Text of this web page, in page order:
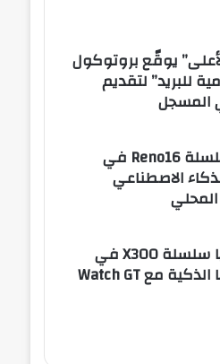
يوقّع بروتوكول
للبريد” لتقديم
المسجل
OPPO تستعد لإطلاق سلسلة Reno16 في
الاصطناعي
شركة vivo تُطلق رسميًا سلسلة X300 في
مصر وتُوسع منظومتها الذكية مع Watch GT